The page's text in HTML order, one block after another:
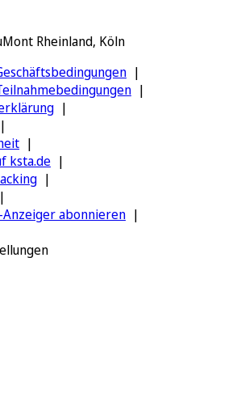
Rheinland, Köln
ksta.de
abonnieren